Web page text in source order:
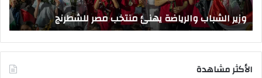
وزير الشباب والرياضة يهنئ منتخب مصر للشطرنج
الأكثر مشاهدة